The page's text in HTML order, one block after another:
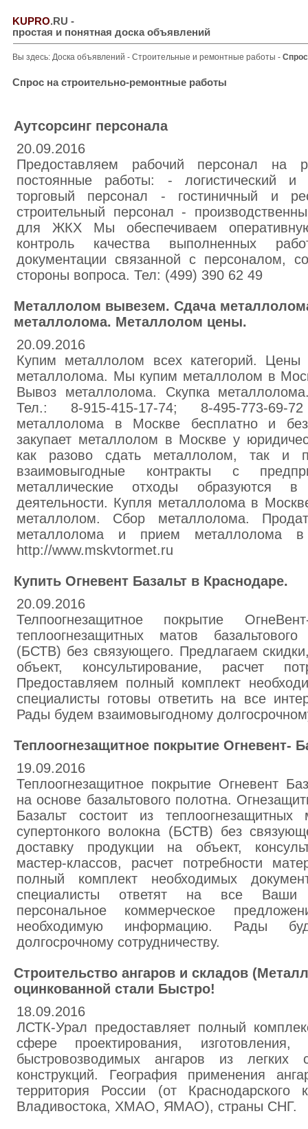
KUPRO.RU -
простая и понятная доска объявлений
Вы здесь: Доска объявлений - Строительные и ремонтные работы -
Спрос на строительно-ремонтные работы
Аутсорсинг персонала
20.09.2016
Предоставляем рабочий персонал на
постоянные работы: - логистический и
торговый персонал - гостиничный и
строительный персонал -
для ЖКХ Мы обеспечиваем
контроль качества выполненных
документации связанной с персоналом,
стороны вопроса. Тел: (499) 390 62 49
Металлолом вывезем. Сдача
металлолома. Металлолом цены.
20.09.2016
Купим металлолом всех категорий.
металлолома. Мы купим металлолом в
Вывоз металлолома. Скупка
Тел.: 8-915-415-17-74; 8-495-773-69-
металлолома в Москве бесплатно и
закупает металлолом в Москве у
как разово сдать металлолом, так и
взаимовыгодные контракты с
металлические отходы образуются в
деятельности. Купля металлолома в
металлолом. Сбор металлолома.
металлолома и прием металлолома в
http://www.mskvtormet.ru
Купить Огневент Базальт в Краснодаре.
20.09.2016
Телпоогнезащитное покрытие
теплоогнезащитных матов
(БСТВ) без связующего. Предлагаем
объект, консультирование, расчет
Предоставляем полный комплект
специалисты готовы ответить на все
Рады будем взаимовыгодному
Теплоогнезащитное покрытие Огневент-
19.09.2016
Теплоогнезащитное покрытие Огневент
на основе базальтового полотна.
Базальт состоит из теплоогнезащитных
супертонкого волокна (БСТВ) без
доставку продукции на объект,
мастер-классов, расчет потребности
полный комплект необходимых
специалисты ответят на все Ваши
персональное коммерческое
необходимую информацию. Рады
долгосрочному сотрудничеству.
Строительство ангаров и складов
оцинкованной стали Быстро!
18.09.2016
ЛСТК-Урал предоставляет полный
сфере проектирования,
быстровозводимых ангаров из легких
конструкций. География применения
территория России (от
Владивостока, ХМАО, ЯМАО), страны СНГ.